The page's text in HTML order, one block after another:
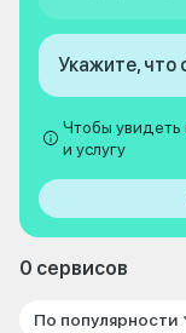
Укажите, что
Чтобы
и услугу
0 сервисов
По популярности